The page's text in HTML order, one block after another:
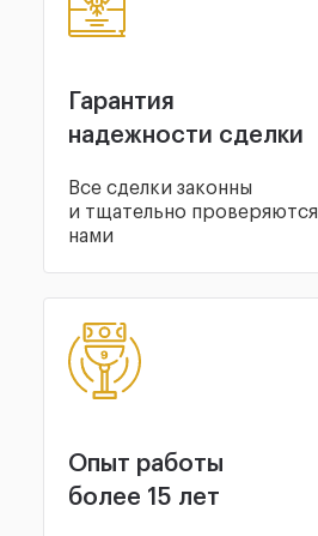
Гарантия
надежности сделки
Все сделки законны
и тщательно проверяются
нами
Опыт работы
более 15 лет